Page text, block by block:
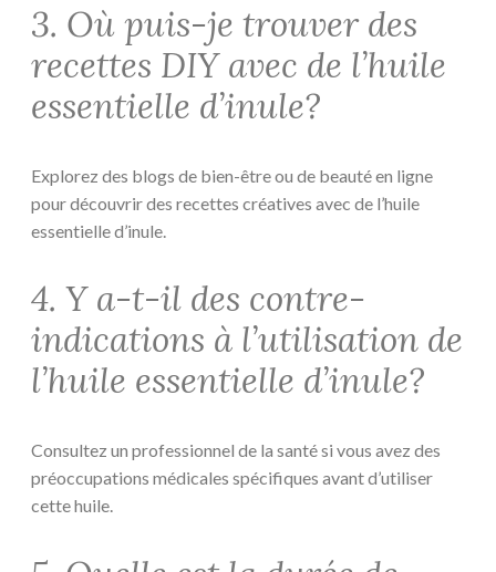
3. Où puis-je trouver des
recettes DIY avec de l’huile
essentielle d’inule?
Explorez des blogs de bien-être ou de beauté en ligne
pour découvrir des recettes créatives avec de l’huile
essentielle d’inule.
4. Y a-t-il des contre-
indications à l’utilisation de
l’huile essentielle d’inule?
Consultez un professionnel de la santé si vous avez des
préoccupations médicales spécifiques avant d’utiliser
cette huile.